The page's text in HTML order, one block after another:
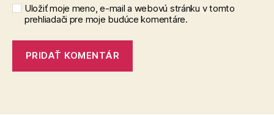
Uložiť moje meno, e-mail a webovú stránku v tomto
prehliadači pre moje budúce komentáre.